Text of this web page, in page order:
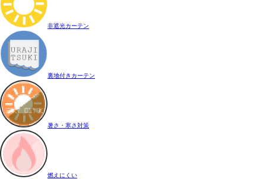
非遮光カーテン
裏地付きカーテン
暑さ・寒さ対策
燃えにくい